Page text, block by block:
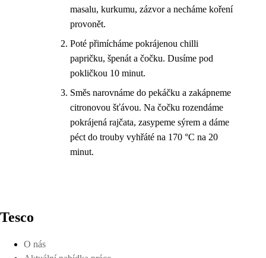
masalu, kurkumu, zázvor a necháme koření
provonět.
Poté přimícháme pokrájenou chilli
papričku, špenát a čočku. Dusíme pod
pokličkou 10 minut.
Směs narovnáme do pekáčku a zakápneme
citronovou šťávou. Na čočku rozendáme
pokrájená rajčata, zasypeme sýrem a dáme
péct do trouby vyhřáté na 170 °C na 20
minut.
Tesco
O nás